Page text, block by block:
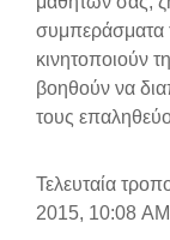
συμπεράσματα
κινητοποιούν
βοηθούν να
τους
Τελευταία
2015, 10:08 AM